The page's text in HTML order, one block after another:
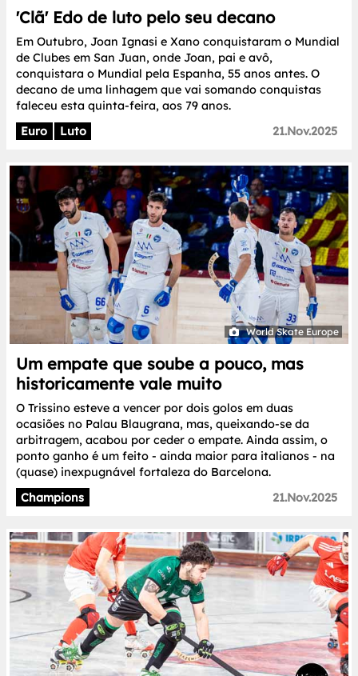
'Clã' Edo de luto pelo seu decano
Em Outubro, Joan Ignasi e Xano conquistaram o Mundial
de Clubes em San Juan, onde Joan, pai e avô,
conquistara o Mundial pela Espanha, 55 anos antes. O
decano de uma linhagem que vai somando conquistas
faleceu esta quinta-feira, aos 79 anos.
Euro
Luto 21.Nov.2025
World Skate Europe
Um empate que soube a pouco, mas
historicamente vale muito
O Trissino esteve a vencer por dois golos em duas
ocasiões no Palau Blaugrana, mas, queixando-se da
arbitragem, acabou por ceder o empate. Ainda assim, o
ponto ganho é um feito - ainda maior para italianos - na
(quase) inexpugnável fortaleza do Barcelona.
Champions
21.Nov.2025